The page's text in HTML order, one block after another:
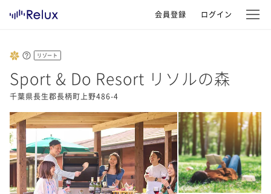
会員登録 ログイン
リゾート
Sport & Do Resort リソルの森
千葉県長生郡長柄町上野486-4